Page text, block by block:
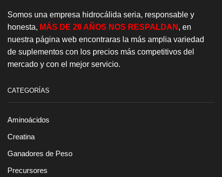
Somos una empresa hidrocálida seria, responsable y
honesta, MÁS DE 20 AÑOS NOS RESPALDAN , en
nuestra página web encontraras la más amplia variedad
de suplementos con los precios más competitivos del
mercado y con el mejor servicio.
CATEGORÍAS
Aminoácidos
Creatina
Ganadores de Peso
Precursores